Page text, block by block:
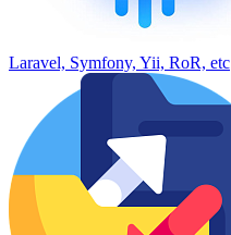
Laravel, Symfony, Yii, RoR, etc